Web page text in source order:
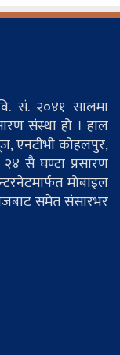
सं. २०४१ सालमा
संस्था हो । हाल
एनटीभी कोहलपुर,
सै घण्टा प्रसारण
मोबाइल
समेत संसारभर